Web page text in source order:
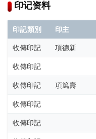
印记资料
印記類別 印主
收傳印記
項德新
收傳印記
收傳印記
項篤壽
收傳印記
收傳印記